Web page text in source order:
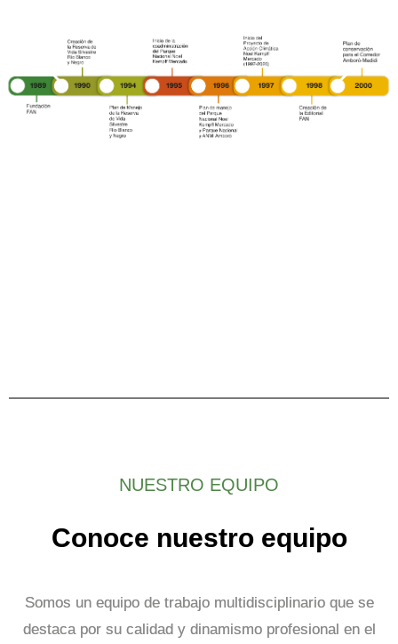
NUESTRO EQUIPO
Conoce nuestro equipo
Somos un equipo de trabajo multidisciplinario que se
destaca por su calidad y dinamismo profesional en el